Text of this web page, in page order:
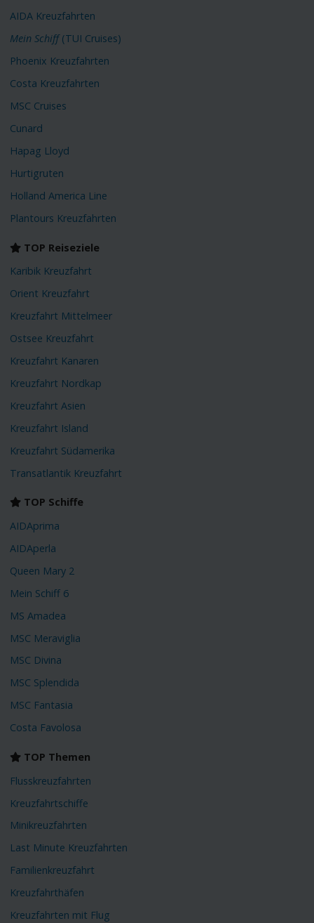
AIDA Kreuzfahrten
Mein Schiff(TUI Cruises)
Phoenix Kreuzfahrten
Costa Kreuzfahrten
MSC Cruises
Cunard
Hapag Lloyd
Hurtigruten
Holland America Line
Plantours Kreuzfahrten
TOP Reiseziele
Karibik Kreuzfahrt
Orient Kreuzfahrt
Kreuzfahrt Mittelmeer
Ostsee Kreuzfahrt
Kreuzfahrt Kanaren
Kreuzfahrt Nordkap
Kreuzfahrt Asien
Kreuzfahrt Island
Kreuzfahrt Südamerika
Transatlantik Kreuzfahrt
TOP Schiffe
AIDAprima
AIDAperla
Queen Mary 2
Mein Schiff 6
MS Amadea
MSC Meraviglia
MSC Divina
MSC Splendida
MSC Fantasia
Costa Favolosa
TOP Themen
Flusskreuzfahrten
Kreuzfahrtschiffe
Minikreuzfahrten
Last Minute Kreuzfahrten
Familienkreuzfahrt
Kreuzfahrthäfen
Kreuzfahrten mit Flug